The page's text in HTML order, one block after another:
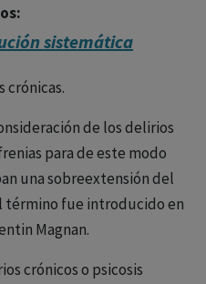
su veracidad.
por otros
sistemática
crónicas.
de los delirios
para de este modo
una sobreextensión del
término fue introducido en
Magnan.
crónicos o psicosis